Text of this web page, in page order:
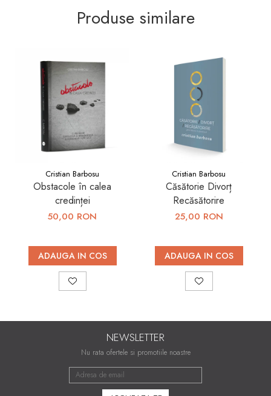
Produse similare
Cristian Barbosu
Obstacole în calea
credinței
50,00 RON
ADAUGA IN COS
Cristian Barbosu
Căsătorie Divorț
Recăsătorire
25,00 RON
ADAUGA IN COS
NEWSLETTER
Nu rata ofertele si promotiile noastre